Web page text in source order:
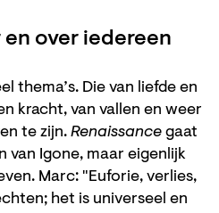
over iedereen
thema’s. Die van liefde en
kracht, van vallen en weer
te zijn. Renaissance gaat
van Igone, maar eigenlijk
Marc: "Euforie, verlies,
het is universeel en